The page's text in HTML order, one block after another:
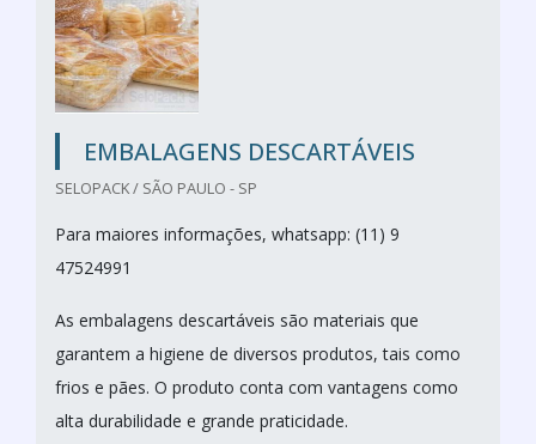
EMBALAGENS DESCARTÁVEIS
SELOPACK / SÃO PAULO - SP
Para maiores informações, whatsapp: (11) 9
47524991
As embalagens descartáveis são materiais que
garantem a higiene de diversos produtos, tais como
frios e pães. O produto conta com vantagens como
alta durabilidade e grande praticidade.